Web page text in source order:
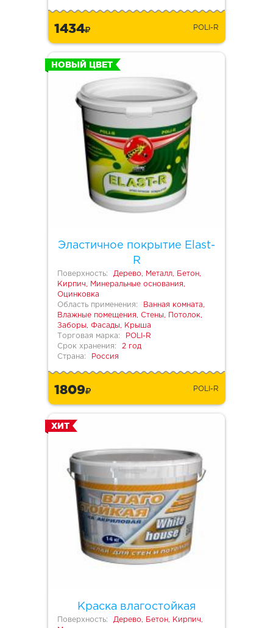
1434 POLI-R
Эластичное покрытие Elast-
R
НОВЫЙ ЦВЕТ
Поверхность:
Дерево, Металл, Бетон,
Кирпич, Минеральные основания,
Оцинковка
Область применения:
Ванная комната,
Влажные помещения, Стены, Потолок,
Заборы, Фасады, Крыша
Торговая марка:
POLI-R
Срок хранения:
2 год
Страна:
Россия
1809 POLI-R
Краска влагостойкая
ХИТ
Поверхность:
Дерево, Бетон, Кирпич,